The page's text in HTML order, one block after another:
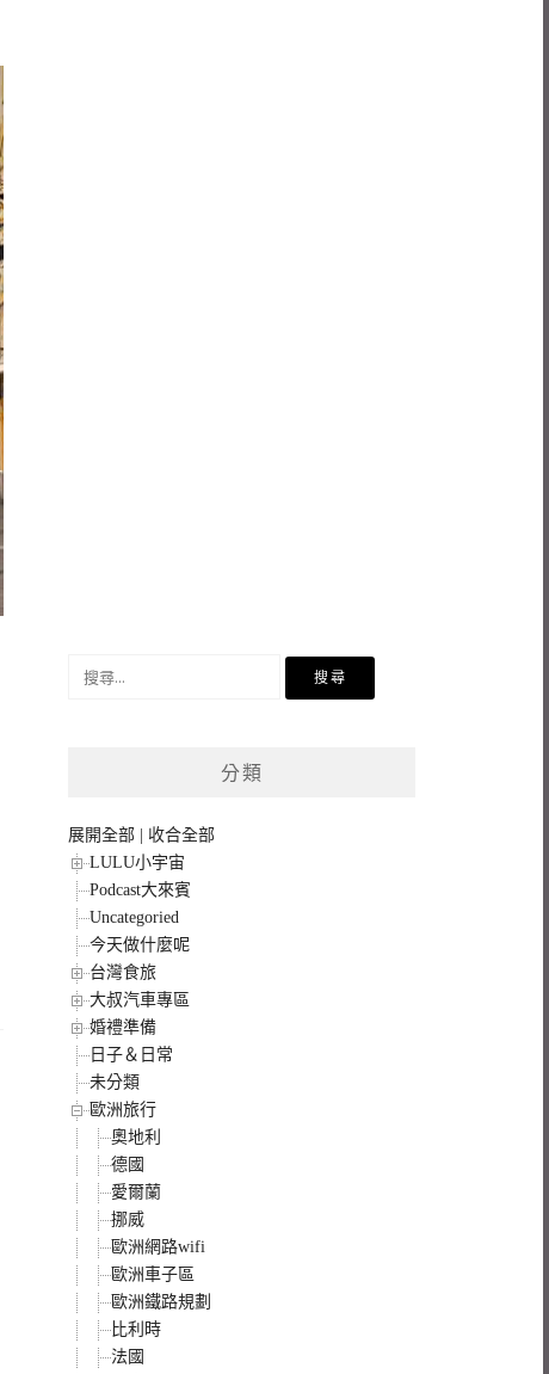
分類
展開全部
收合全部
LULU小宇宙
Podcast大來賓
Uncategoried
今天做什麼呢
台灣食旅
大叔汽車專區
婚禮準備
日子＆日常
未分類
歐洲旅行
奧地利
德國
愛爾蘭
挪威
歐洲網路wifi
歐洲車子區
歐洲鐵路規劃
比利時
法國